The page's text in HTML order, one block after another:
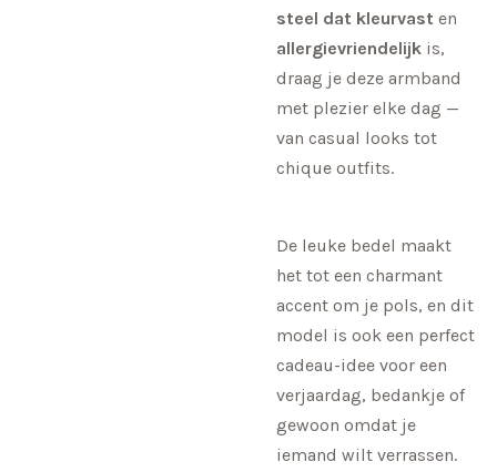
steel dat kleurvast en
allergievriendelijk is,
draag je deze armband
met plezier elke dag —
van casual looks tot
chique outfits.
De leuke bedel maakt
het tot een charmant
accent om je pols, en dit
model is ook een perfect
cadeau-idee voor een
verjaardag, bedankje of
gewoon omdat je
iemand wilt verrassen.